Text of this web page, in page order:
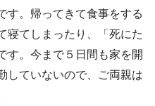
す。帰ってきて食事をする
寝てしまったり、「死にた
す。今まで５日間も家を開
していないので、ご両親は